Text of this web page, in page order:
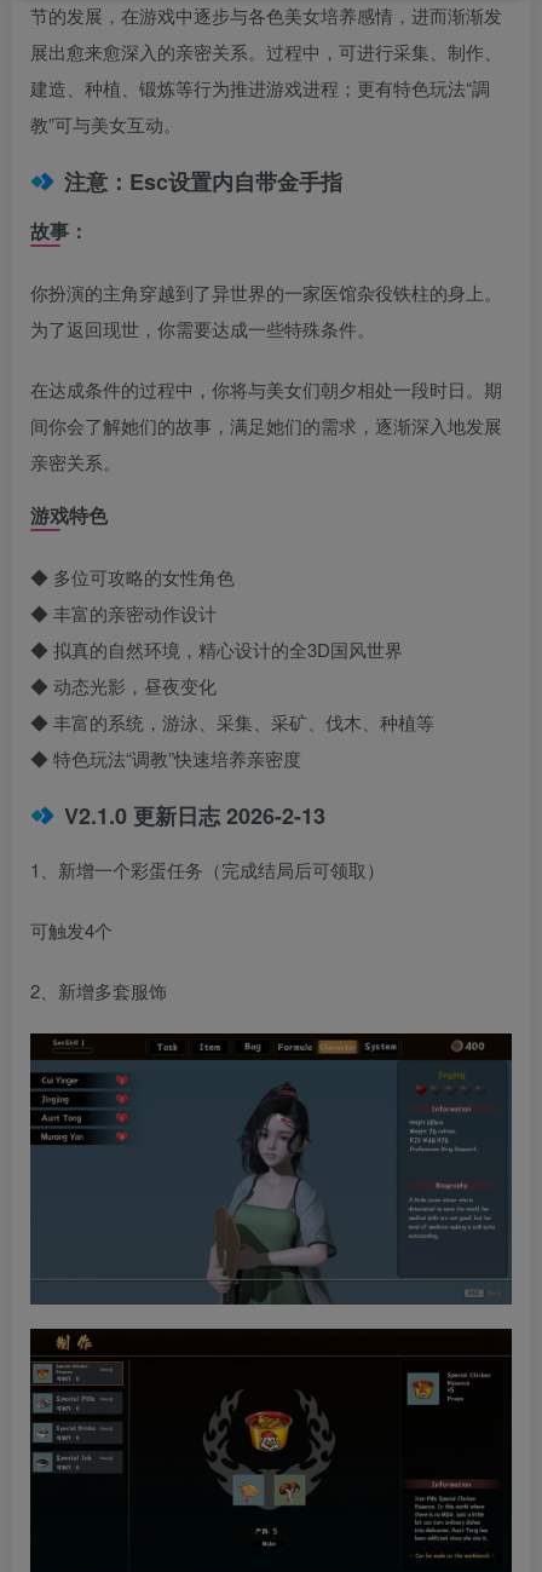
节的发展，在游戏中逐步与各色美女培养感情，进而渐渐发
展出愈来愈深入的亲密关系。过程中，可进行采集、制作、
建造、种植、锻炼等行为推进游戏进程；更有特色玩法“調
教”可与美女互动。
注意：Esc设置内自带金手指
故事：
你扮演的主角穿越到了异世界的一家医馆杂役铁柱的身上。
为了返回现世，你需要达成一些特殊条件。
在达成条件的过程中，你将与美女们朝夕相处一段时日。期
间你会了解她们的故事，满足她们的需求，逐渐深入地发展
亲密关系。
游戏特色
◆ 多位可攻略的女性角色
◆ 丰富的亲密动作设计
◆ 拟真的自然环境，精心设计的全3D国风世界
◆ 动态光影，昼夜变化
◆ 丰富的系统，游泳、采集、采矿、伐木、种植等
◆ 特色玩法“调教”快速培养亲密度
V2.1.0 更新日志 2026-2-13
1、新增一个彩蛋任务（完成结局后可领取）
可触发4个
2、新增多套服饰